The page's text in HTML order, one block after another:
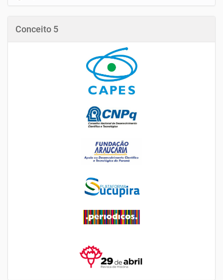
Conceito 5